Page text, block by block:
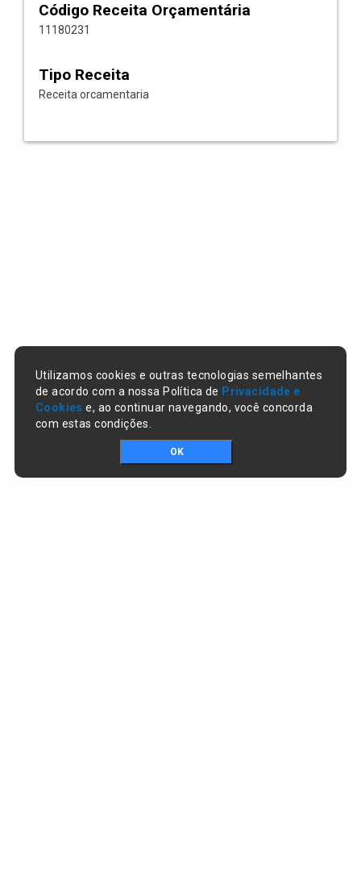
Código Receita Orçamentária
11180231
Tipo Receita
Receita orcamentaria
Utilizamos cookies e outras tecnologias semelhantes
de acordo com a nossa Política de Privacidade e
Cookies e, ao continuar navegando, você concorda
com estas condições.
OK